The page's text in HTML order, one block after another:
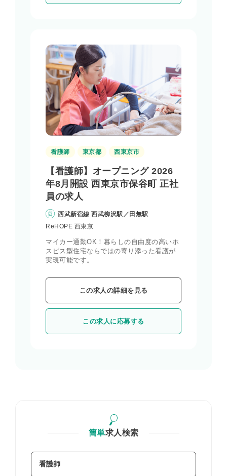
看護師 東京都 西東京市
【看護師】オープニング 2026
年8月開設 西東京市保谷町 正社
員の求人
西武新宿線 西武柳沢駅／田無駅
ReHOPE 西東京
マイカー通勤OK！暮らしの自由度の高いホ
スピス型住宅ならではの寄り添った看護が
実現可能です。
この求人の詳細を見る
この求人に応募する
簡単求人検索